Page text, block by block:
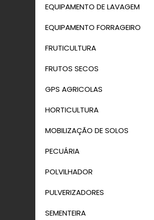
EQUIPAMENTO DE LAVAGEM
EQUIPAMENTO FORRAGEIRO
FRUTICULTURA
FRUTOS SECOS
GPS AGRICOLAS
HORTICULTURA
MOBILIZAÇÃO DE SOLOS
PECUÁRIA
POLVILHADOR
PULVERIZADORES
SEMENTEIRA